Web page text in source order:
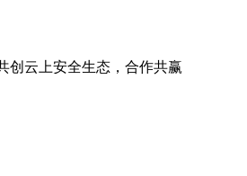
创云上安全生态，合作共赢